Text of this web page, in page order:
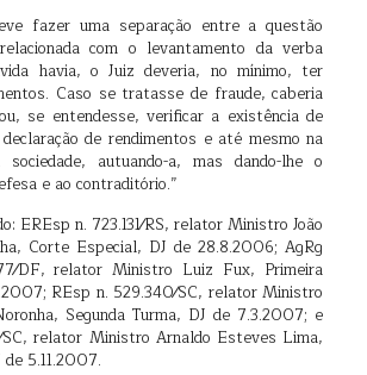
fazer uma separação entre a questão
com o levantamento da verba
havia, o Juiz deveria, no mínimo, ter
Caso se tratasse de fraude, caberia
se entendesse, verificar a existência de
de rendimentos e até mesmo na
sociedade, autuando-a, mas dando-lhe o
e ao contraditório.”
EREsp n. 723.131⁄RS, relator Ministro João
Corte Especial, DJ de 28.8.2006; AgRg
relator Ministro Luiz Fux, Primeira
REsp n. 529.340⁄SC, relator Ministro
Segunda Turma, DJ de 7.3.2007; e
relator Ministro Arnaldo Esteves Lima,
5.11.2007.